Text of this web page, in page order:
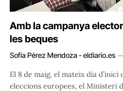
Amb la campanya
les beques
Sofía Pérez Mendoza - eldiario.es
El 8 de maig, el mateix dia d’inici
eleccions europees, el Ministeri